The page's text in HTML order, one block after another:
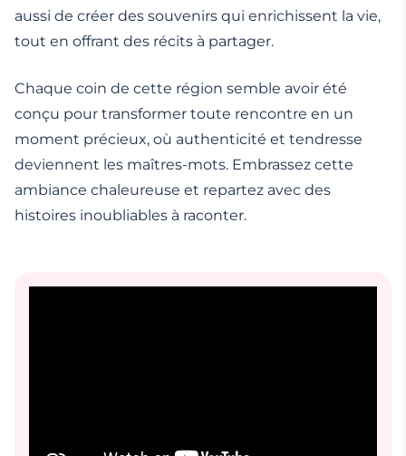
aussi de créer des souvenirs qui enrichissent la vie,
tout en offrant des récits à partager.
Chaque coin de cette région semble avoir été
conçu pour transformer toute rencontre en un
moment précieux, où authenticité et tendresse
deviennent les maîtres-mots. Embrassez cette
ambiance chaleureuse et repartez avec des
histoires inoubliables à raconter.